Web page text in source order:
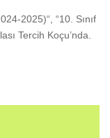
2025)“, “10. Sınıf
Tercih Koçu’nda.